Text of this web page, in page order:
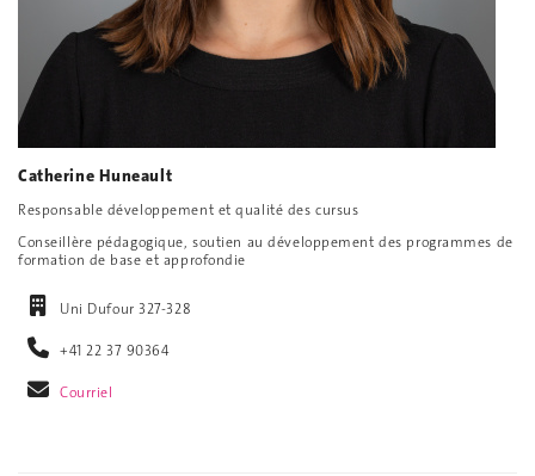
Catherine Huneault
Responsable développement et qualité des cursus
Conseillère pédagogique, soutien au développement des programmes de
formation de base et approfondie
Uni Dufour 327-328
+41 22 37 90364
Courriel